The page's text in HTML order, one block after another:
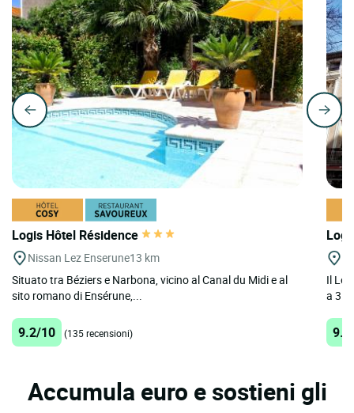
Logis Hôtel Résidence
Nissan Lez Enserune13 km
Situato tra Béziers e Narbona, vicino al Canal du Midi e al
sito romano di Ensérune,...
9.2/10 (135 recensioni)
Il
a 3
Accumula euro e sostieni gli